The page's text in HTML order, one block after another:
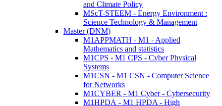
and Climate Policy
MScT-STEEM - Energy Environment :
Science Technology & Management
Master (DNM)
M1APPMATH - M1 - Applied
Mathematics and statistics
M1CPS - M1 CPS - Cyber Physical
Systems
M1CSN - M1 CSN - Computer Science
for Networks
M1CYBER - M1 Cyber - Cybersecurity
M1HPDA - M1 HPDA - High